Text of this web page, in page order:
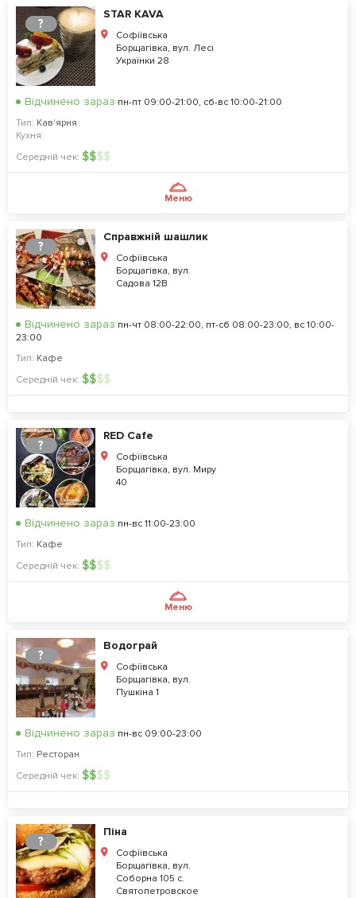
?
STAR KAVA
Софіївська
Борщагівка, вул. Лесі
Українки 28
Відчинено зараз пн-пт 09:00-21:00, сб-вс 10:00-21:00
Тип: Кав'ярня
Кухня:
Середній чек: $$$$
Меню
?
Справжній шашлик
Софіївська
Борщагівка, вул.
Садова 12В
Відчинено зараз пн-чт 08:00-22:00, пт-сб 08:00-23:00, вс 10:00-
23:00
Тип: Кафе
Середній чек: $$$$
?
RED Cafe
Софіївська
Борщагівка, вул. Миру
40
Відчинено зараз пн-вс 11:00-23:00
Тип: Кафе
Середній чек: $$$$
Меню
?
Водограй
Софіївська
Борщагівка, вул.
Пушкіна 1
Відчинено зараз пн-вс 09:00-23:00
Тип: Ресторан
Середній чек: $$$$
?
Піна
Софіївська
Борщагівка, вул.
Соборна 105 с.
Святопетровское